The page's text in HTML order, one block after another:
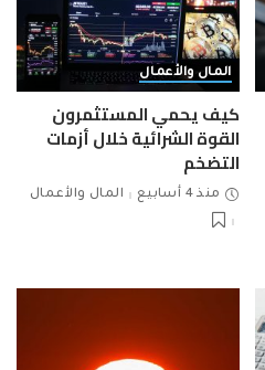
المال والأعمال
كيف يحمي المستثمرون
القوة الشرائية خلال أزمات
التضخم
منذ 4 أسابيع المال والأعمال